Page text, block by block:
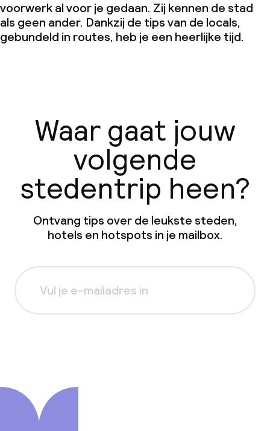
voorwerk al voor je gedaan. Zij kennen de stad
als geen ander. Dankzij de tips van de locals,
gebundeld in routes, heb je een heerlijke tijd.
Waar gaat jouw
volgende
stedentrip heen?
Ontvang tips over de leukste steden,
hotels en hotspots in je mailbox.